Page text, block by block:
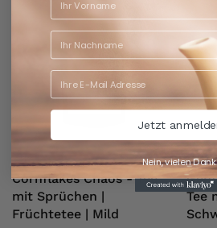
Cornflakes Chaos - Tee
mit Sprüchen |
Früchtetee | Mild
Tee
Jetzt
Nein, vielen